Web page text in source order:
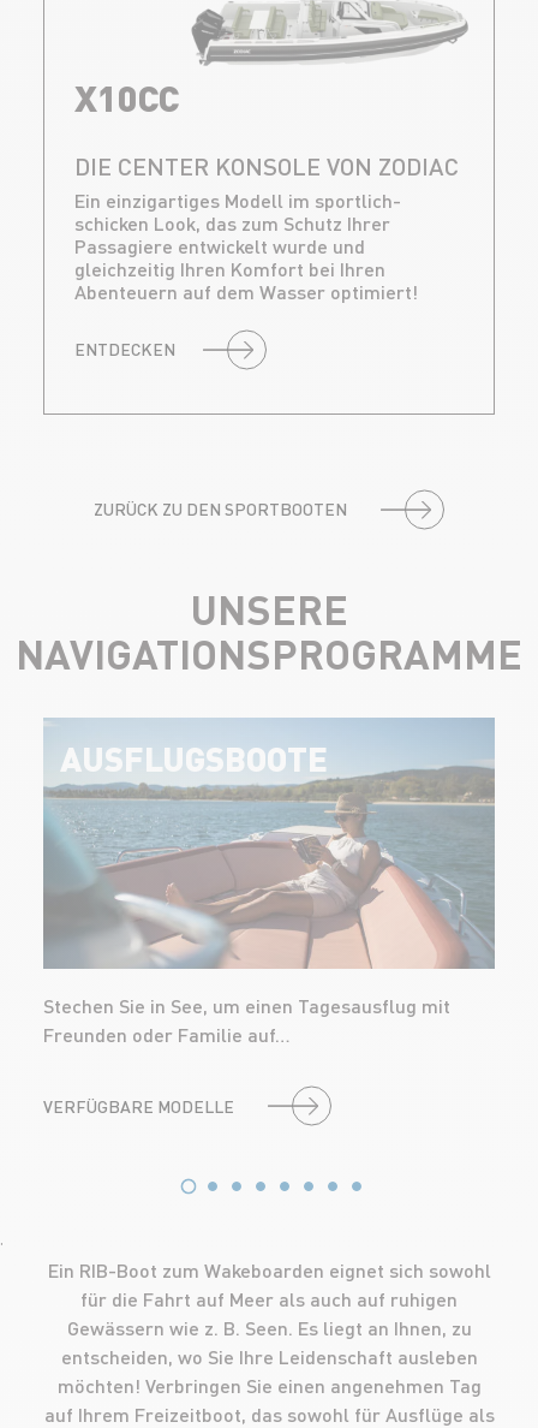
X10CC
DIE CENTER KONSOLE VON ZODIAC
Ein einzigartiges Modell im sportlich-
schicken Look, das zum Schutz Ihrer
Passagiere entwickelt wurde und
gleichzeitig Ihren Komfort bei Ihren
Abenteuern auf dem Wasser optimiert!
ENTDECKEN
ZURÜCK ZU DEN SPORTBOOTEN
UNSERE
NAVIGATIONSPROGRAMME
AUSFLUGSBOOTE
Stechen Sie in See, um einen Tagesausflug mit
Freunden oder Familie auf…
VERFÜGBARE MODELLE
'
Ein RIB-Boot zum Wakeboarden eignet sich sowohl
für die Fahrt auf Meer als auch auf ruhigen
Gewässern wie z. B. Seen. Es liegt an Ihnen, zu
entscheiden, wo Sie Ihre Leidenschaft ausleben
möchten! Verbringen Sie einen angenehmen Tag
auf Ihrem Freizeitboot, das sowohl für Ausflüge als